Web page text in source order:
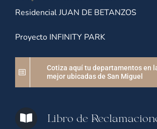
Residencial JUAN DE BETANZOS
Proyecto INFINITY PARK
Cotiza aquí tu departamentos en
mejor ubicadas de San Miguel
Libro de